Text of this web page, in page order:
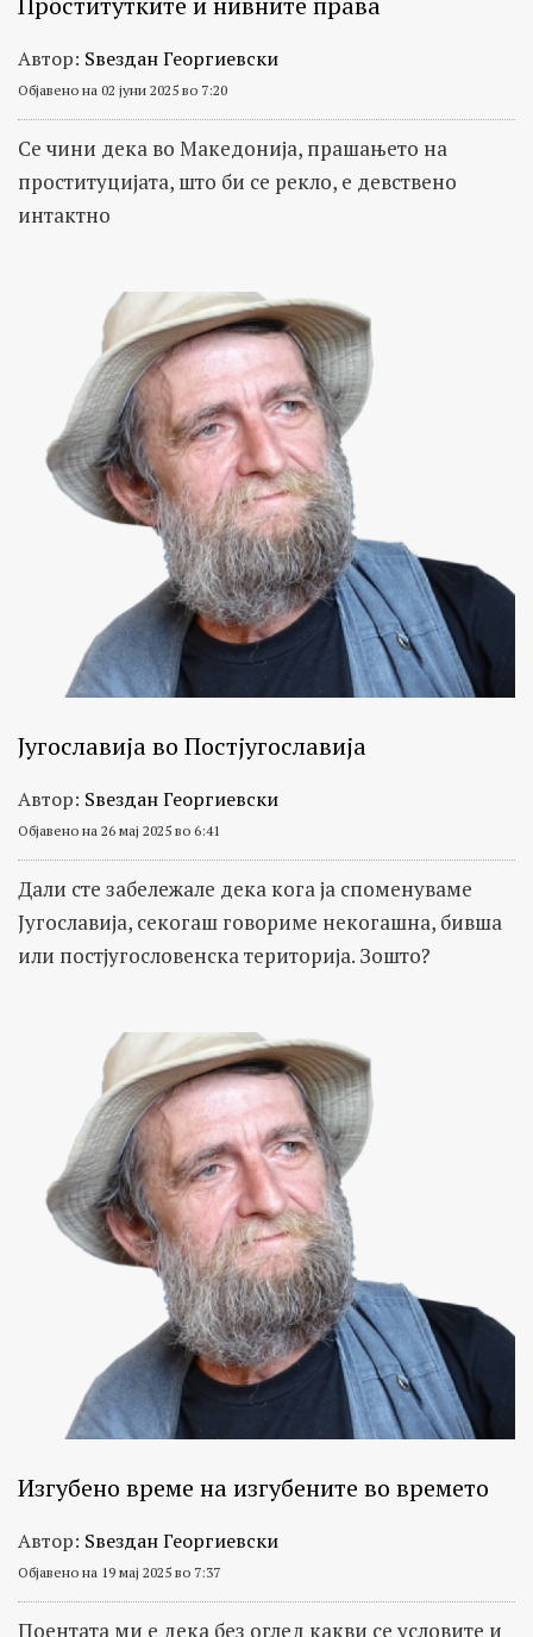
Автор: Ѕвездан Георгиевски
Објавено на 02 јуни 2025 во 7:20
Се чини дека во Македонија, прашањето на
проституцијата, што би се рекло, е девствено
интактно
Југославија во Постјугославија
Автор: Ѕвездан Георгиевски
Објавено на 26 мај 2025 во 6:41
Дали сте забележале дека кога ја споменуваме
Југославија, секогаш говориме некогашна, бивша
или постјугословенска територија. Зошто?
Изгубено време на изгубените во времето
Автор: Ѕвездан Георгиевски
Објавено на 19 мај 2025 во 7:37
Поентата ми е дека без оглед какви се условите и